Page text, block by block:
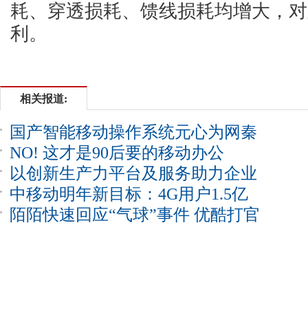
耗、穿透损耗、馈线损耗均增大，
利。
相关报道:
国产智能移动操作系统元心为网秦
购买的MeeGo系统
NO! 这才是90后要的移动办公
以创新生产力平台及服务助力企业
移动化转型
中移动明年新目标：4G用户1.5亿
后年再翻番
陌陌快速回应“气球”事件 优酷打官